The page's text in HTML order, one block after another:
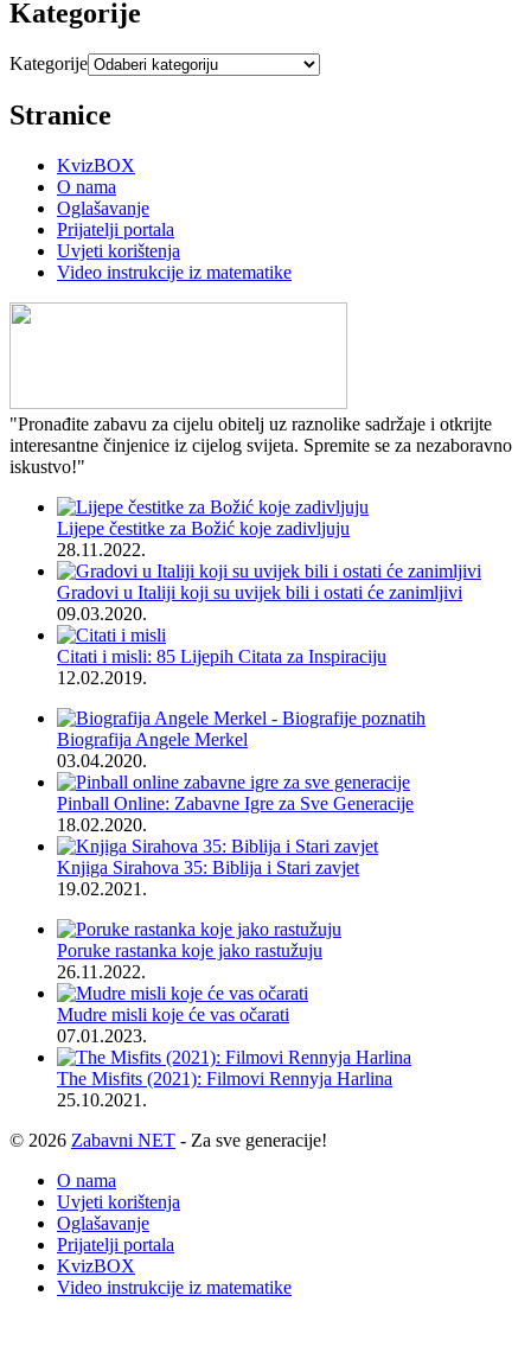
Kategorije
Kategorije
Stranice
KvizBOX
O nama
Oglašavanje
Prijatelji portala
Uvjeti korištenja
Video instrukcije iz matematike
"Pronađite zabavu za cijelu obitelj uz raznolike sadržaje i otkrijte
interesantne činjenice iz cijelog svijeta. Spremite se za nezaboravno
iskustvo!"
Lijepe čestitke za Božić koje zadivljuju
28.11.2022.
Gradovi u Italiji koji su uvijek bili i ostati će zanimljivi
09.03.2020.
Citati i misli: 85 Lijepih Citata za Inspiraciju
12.02.2019.
Biografija Angele Merkel
03.04.2020.
Pinball Online: Zabavne Igre za Sve Generacije
18.02.2020.
Knjiga Sirahova 35: Biblija i Stari zavjet
19.02.2021.
Poruke rastanka koje jako rastužuju
26.11.2022.
Mudre misli koje će vas očarati
07.01.2023.
The Misfits (2021): Filmovi Rennyja Harlina
25.10.2021.
© 2026 Zabavni NET - Za sve generacije!
O nama
Uvjeti korištenja
Oglašavanje
Prijatelji portala
KvizBOX
Video instrukcije iz matematike